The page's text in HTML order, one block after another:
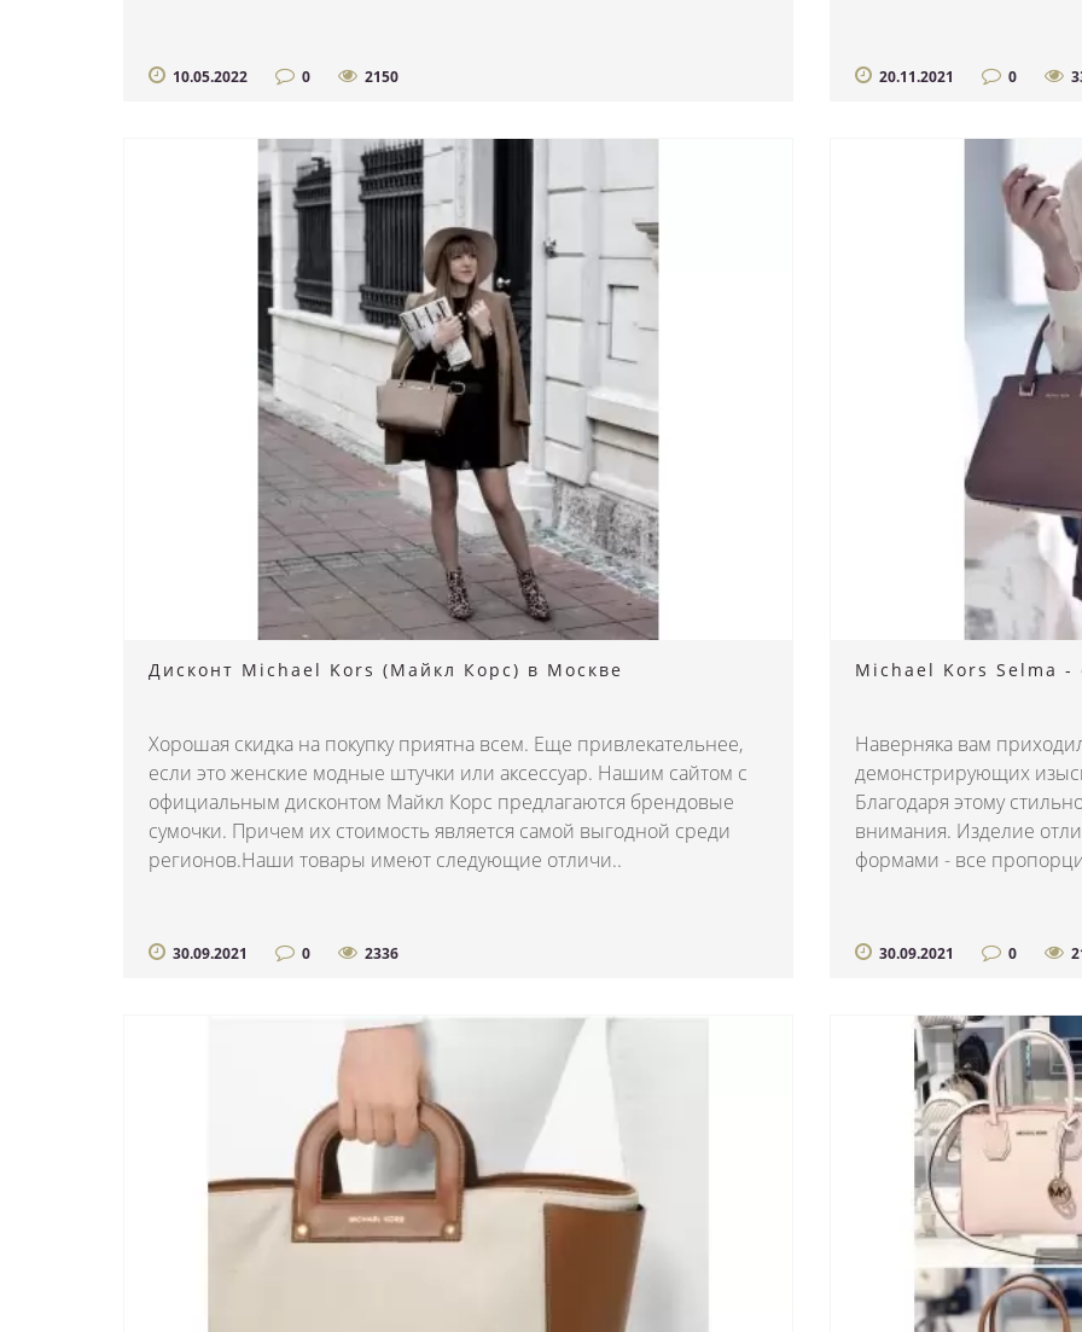
10.05.2022 0 2150 20.11.2021 0
Дисконт Michael Kors (Майкл Корс) в Москве
Хорошая скидка на покупку приятна всем. Еще привлекательнее,
если это женские модные штучки или аксессуар. Нашим сайтом с
официальным дисконтом Майкл Корс предлагаются брендовые
сумочки. Причем их стоимость является самой выгодной среди
регионов.Наши товары имеют следующие отличи..
30.09.2021 0 2336
Michael Kors Selma -
Наверняка вам
демонстрирующих
Благодаря этому
внимания. Изделие
формами - все
30.09.2021 0